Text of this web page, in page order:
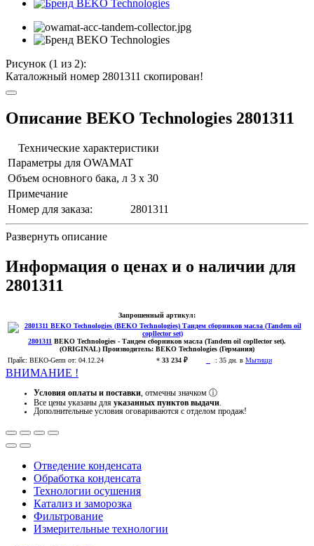
Рисунок (1 из 2):
Каталожный номер 2801311 скопирован!
Описание BEKO Technologies 2801311
Технические характеристики
Параметры для OWAMAT
Объем основного бака, л 3 x 30
Примечание
Номер для заказа:
2801311
Развернуть описание
Информация о ценах и о наличии для
2801311
Запрошенный артикул:
2801311 BEKO Technologies - Тандем сборников масла (Tandem oil copllector set).
(ORIGINAL) Производитель: BEKO Technologies (Германия)
Прайс: BEKO-Germ от: 04.12.24 * 33 234 ₽ : 35 дн. в Мытищи
ВНИМАНИЕ !
Условия оплаты и поставки , отмечны значком ⓘ
Все цены указаны для указанных пунктов выдачи
Дополнительные условия оговариваются с отделом продаж!
Отведение конденсата
Обработка конденсата
Технологии осушения
Катализ и заморозка
Фильтрование
Измерительные технологии